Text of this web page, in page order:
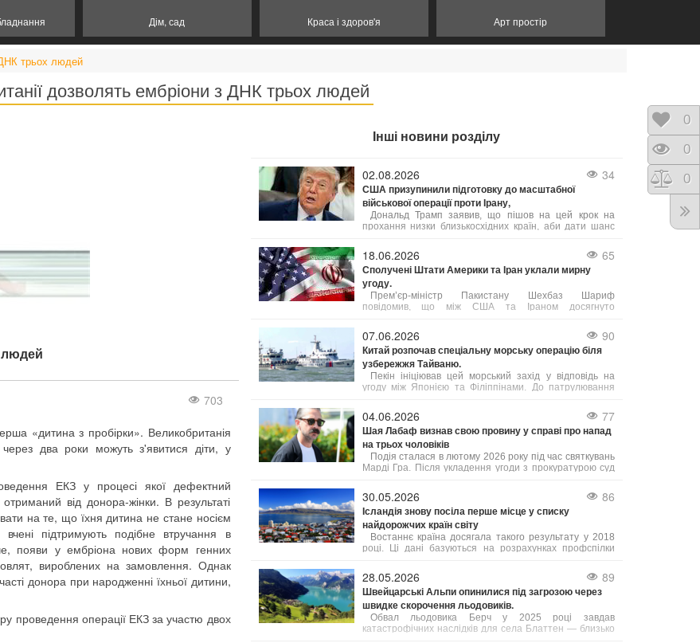
Дім, сад Краса і здоров'я Арт простір
трьох людей
дозволять ембріони з ДНК трьох людей
людей
703
«дитина з пробірки». Великобританія
два роки можуть з'явитися діти, у
ЕКЗ у процесі якої дефектний
від донора-жінки. В результаті
на те, що їхня дитина не стане носієм
підтримують подібне втручання в
появи у ембріона нових форм генних
вироблених на замовлення. Однак
донора при народженні їхньої дитини,
проведення операції ЕКЗ за участю двох
Інші новини розділу
02.08.2026 34
США призупинили підготовку до масштабної
військової операції проти Ірану,
Дональд Трамп заявив, що пішов на цей крок на
прохання низки близькосхідних країн, аби дати шанс
безпрецедентного силового тиску, пріоритетом було
обрано укладення угоди, яка б гарантувала безпеку
судноплавства в Ормузькій протоці та ліквідацію
ядерної загрози з боку Тегерана. Ізраїль, за словами
Трампа, підтримує такий підхід.
18.06.2026 65
Сполучені Штати Америки та Іран уклали мирну
угоду.
Прем’єр-міністр Пакистану Шехбаз Шариф
повідомив, що між США та Іраном досягнуто
07.06.2026 90
Китай розпочав спеціальну морську операцію біля
узбережжя Тайваню.
Пекін ініціював цей морський захід у відповідь на
угоду між Японією та Філіппінами. До патрулювання
04.06.2026 77
Шая Лабаф визнав свою провину у справі про напад
на трьох чоловіків
Подія сталася в лютому 2026 року під час святкувань
Марді Гра. Після укладення угоди з прокуратурою суд
Крім цього, актор має пройти курс лікування від
алкогольної залежності, тренінги з контролю над гнівом
та навчання толерантності. У разі невиконання цих
умов йому загрожує півроку ув’язнення.
30.05.2026 86
Ісландія знову посіла перше місце у списку
найдорожчих країн світу
Востаннє країна досягала такого результату у 2018
році. Ці дані базуються на розрахунках профспілки
Центрального банку Ісландії, як повідомляє Bloomberg.
Рівень цін в Ісландії, яку часто називають "країною
льоду та вогню", зараз приблизно на 3% вищий, ніж у
Швейцарії.
28.05.2026 89
Швейцарські Альпи опинилися під загрозою через
швидке скорочення льодовиків.
Обвал льодовика Берч у 2025 році завдав
катастрофічних наслідків для села Блаттен — близько
0
0
0